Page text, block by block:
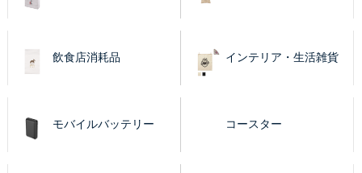
飲食店消耗品 インテリア・生活雑貨
モバイルバッテリー コースター